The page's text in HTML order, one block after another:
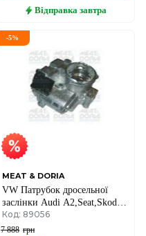
Відправка завтра
-5%
MEAT & DORIA
VW Патрубок дросельної
заслінки Audi A2,Seat,Skoda
Fabia I,Roomster,Polo 1.4TDI
00-
Код: 89056
7 888 грн